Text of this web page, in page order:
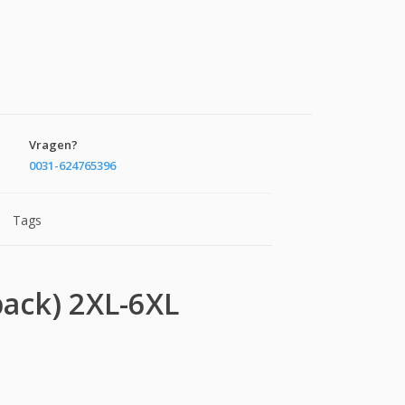
Vragen?
0031-624765396
Tags
2XL-6XL